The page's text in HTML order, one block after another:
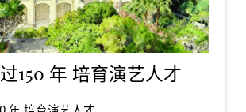
150 年 培育演艺人才